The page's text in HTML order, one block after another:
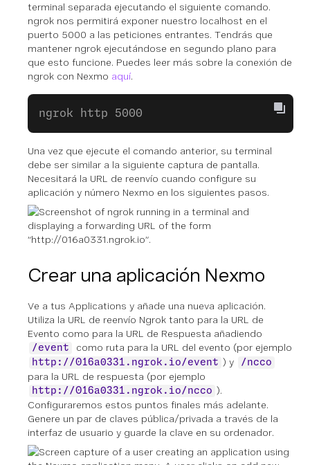
terminal separada ejecutando el siguiente comando.
ngrok nos permitirá exponer nuestro localhost en el
puerto 5000 a las peticiones entrantes. Tendrás que
mantener ngrok ejecutándose en segundo plano para
que esto funcione. Puedes leer más sobre la conexión de
ngrok con Nexmo aquí.
ngrok http 5000
Una vez que ejecute el comando anterior, su terminal
debe ser similar a la siguiente captura de pantalla.
Necesitará la URL de reenvío cuando configure su
aplicación y número Nexmo en los siguientes pasos.
Crear una aplicación Nexmo
Ve a tus Applications y añade una nueva aplicación.
Utiliza la URL de reenvío Ngrok tanto para la URL de
Evento como para la URL de Respuesta añadiendo
/event como ruta para la URL del evento (por ejemplo
http://016a0331.ngrok.io/event ) y /ncco
para la URL de respuesta (por ejemplo
http://016a0331.ngrok.io/ncco ).
Configuraremos estos puntos finales más adelante.
Genere un par de claves pública/privada a través de la
interfaz de usuario y guarde la clave en su ordenador.